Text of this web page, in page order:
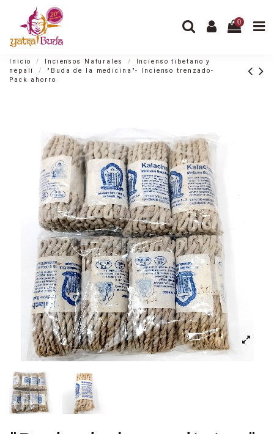
0
Inicio Inciensos Naturales
Incienso tibetano y
nepalí
"Buda de la medicina"- Incienso trenzado-
Pack ahorro